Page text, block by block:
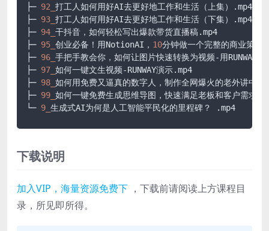
├─ 92_ 打工人如何用好AI去更好地工作和生活（上集）.mp4
├─ 93_ 打工人如何用好AI去更好地工作和生活（下集）.mp4
├─ 94_ 干抖音，如何轻松写出爆款带货直播稿.mp4
├─ 95_ 创业必备！用NotionAI， 10分钟做一个完整的商业策划
├─ 96_ 手把手教会你，如何让图片快速转换为视频-用RUNWAY工
├─ 97_ 如何一键文生视频-RUNWAY演示.mp4
├─ 98_ 如何用免费又逼真的数字人，制作全网爆火的老外讲中国
├─ 99_ 如何一键免费生成思维导图，快速满足老板和客户需求？
└─ 9_ 生成式AI为何是人工智能平民化的里程碑？ .mp4
下载说明
加入VIP，海量资源免费下 ，下载前请阅读上方课程目
录，所见即所得。